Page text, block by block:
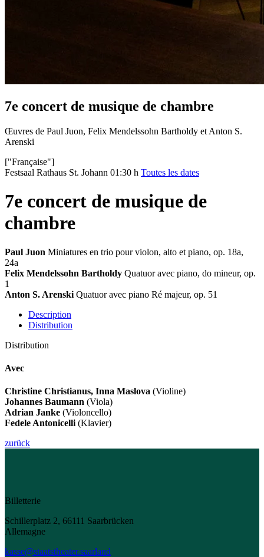
7e concert de musique de chambre
Œuvres de Paul Juon, Felix Mendelssohn Bartholdy et Anton S.
Arenski
["Française"]
Festsaal Rathaus St. Johann 01:30 h Toutes les dates
7e concert de musique de
chambre
Paul Juon Miniatures en trio pour violon, alto et piano, op. 18a,
24a
Felix Mendelssohn Bartholdy Quatuor avec piano, do mineur, op.
1
Anton S. Arenski Quatuor avec piano Ré majeur, op. 51
Description
Distribution
Distribution
Avec
Christine Christianus, Inna Maslova (Violine)
Johannes Baumann (Viola)
Adrian Janke (Violoncello)
Fedele Antonicelli (Klavier)
zurück
Billetterie
Schillerplatz 2, 66111 Saarbrücken
Allemagne
kasse@staatstheater.saarland